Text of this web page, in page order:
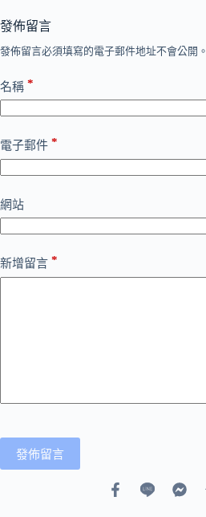
發佈留言
發佈留言必須填寫的電子郵件地址不會公開。
名稱 *
電子郵件 *
網站
新增留言 *
發佈留言